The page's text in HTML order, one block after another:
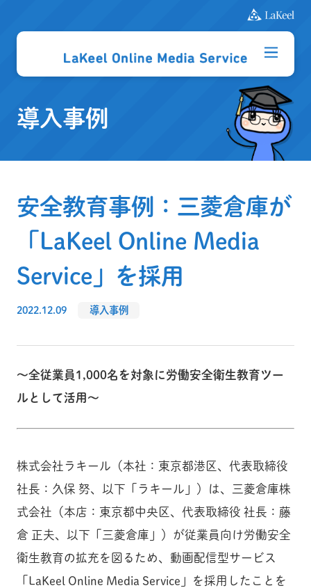
導入事例
安全教育事例：三菱倉庫が
「LaKeel Online Media
Service」を採用
2022.12.09 導入事例
～全従業員1,000名を対象に労働安全衛生教育ツー
ルとして活用～
株式会社ラキール（本社：東京都港区、代表取締役
社長：久保 努、以下「ラキール」）は、三菱倉庫株
式会社（本店：東京都中央区、代表取締役 社長：藤
倉 正夫、以下「三菱倉庫」）が従業員向け労働安全
衛生教育の拡充を図るため、動画配信型サービス
「LaKeel Online Media Service」を採用したことを